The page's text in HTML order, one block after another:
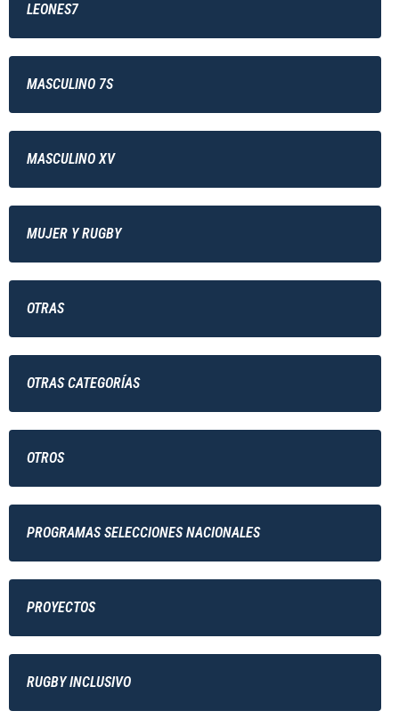
LEONES7
MASCULINO 7S
MASCULINO XV
MUJER Y RUGBY
OTRAS
OTRAS CATEGORÍAS
OTROS
PROGRAMAS SELECCIONES NACIONALES
PROYECTOS
RUGBY INCLUSIVO